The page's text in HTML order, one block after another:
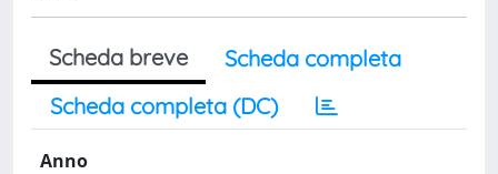
Scheda breve
Scheda completa
Scheda completa (DC)
Anno